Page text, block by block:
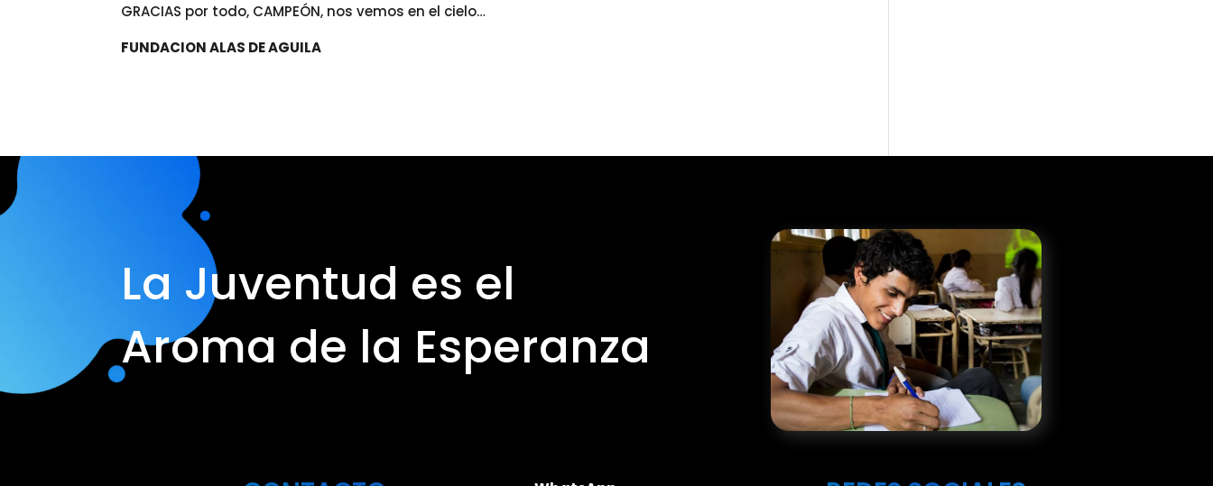
GRACIAS por todo, CAMPEÓN, nos vemos en el cielo…
FUNDACION ALAS DE AGUILA
La Juventud es el
Aroma de la Esperanza